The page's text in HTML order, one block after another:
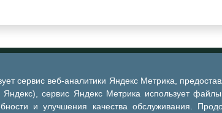
сервис веб-аналитики Яндекс Метрика,
сервис Яндекс Метрика использует
и улучшения качества обслуживания.